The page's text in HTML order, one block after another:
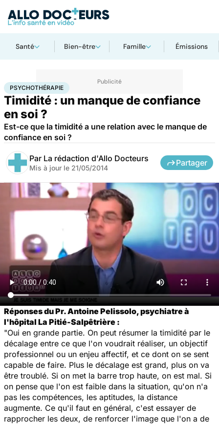
Santé Bien-être Famille Émissions
AccueilBien-êtrePsycho Psychothérapie
PSYCHOTHÉRAPIE
Timidité : un manque de confiance
en soi ?
Est-ce que la timidité a une relation avec le manque de
confiance en soi ?
Par La rédaction d'Allo Docteurs
Mis à jour le 21/05/2014
Partager
Réponses du Pr. Antoine Pelissolo, psychiatre à
l'hôpital La Pitié-Salpêtrière :
"Oui en grande partie. On peut résumer la timidité par le
décalage entre ce que l'on voudrait réaliser, un objectif
professionnel ou un enjeu affectif, et ce dont on se sent
capable de faire. Plus le décalage est grand, plus on va
être troublé. Si on met la barre trop haute, on est mal. Si
on pense que l'on est faible dans la situation, qu'on n'a
pas les compétences, les aptitudes, la distance
augmente. Ce qu'il faut en général, c'est essayer de
rapprocher les deux, de renforcer l'image que l'on a de